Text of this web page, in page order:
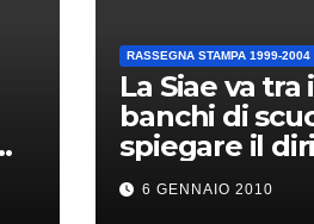
RASSEGNA STAMPA 1999-2004
La Siae va tra i
banchi di
spiegare il
d’autore
6 GENNAIO 2010